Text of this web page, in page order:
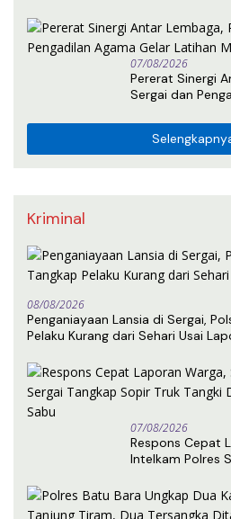
07/08/2026
Pererat Sinergi
Sergai dan
Kriminal
08/08/2026
Penganiayaan Lansia di Sergai,
Pelaku Kurang dari Sehari Usai
07/08/2026
Respons Cepat
Intelkam Polres